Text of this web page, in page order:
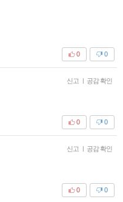
0
0
신고 | 공감 확인
0
0
신고 | 공감 확인
0
0